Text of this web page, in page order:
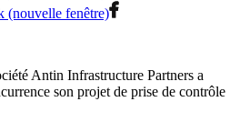
(nouvelle fenêtre)
Antin Infrastructure Partners a
son projet de prise de contrôle